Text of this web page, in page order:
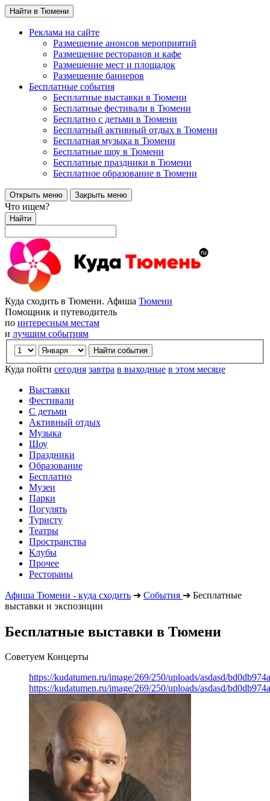
Найти в Тюмени
Реклама на сайте
Размещение анонсов мероприятий
Размещение ресторанов и кафе
Размещение мест и площадок
Размещение баннеров
Бесплатные события
Бесплатные выставки в Тюмени
Бесплатные фестивали в Тюмени
Бесплатно с детьми в Тюмени
Бесплатный активный отдых в Тюмени
Бесплатная музыка в Тюмени
Бесплатные шоу в Тюмени
Бесплатные праздники в Тюмени
Бесплатное образование в Тюмени
Открыть меню Закрыть меню
Что ищем?
Найти
Куда сходить в Тюмени. Афиша Тюмени
Помощник и путеводитель
по интересным местам
и лучшим событиям
Куда пойти сегодня завтра в выходные в этом месяце
Выставки
Фестивали
С детьми
Активный отдых
Музыка
Шоу
Праздники
Образование
Бесплатно
Музеи
Парки
Погулять
Туристу
Театры
Пространства
Клубы
Прочее
Рестораны
Афиша Тюмени - куда сходить ➔ События ➔ Бесплатные
выставки и экспозиции
Бесплатные выставки в Тюмени
Советуем Концерты
https://kudatumen.ru/image/269/250/uploads/asdasd/
https://kudatumen.ru/image/269/250/uploads/asdasd/